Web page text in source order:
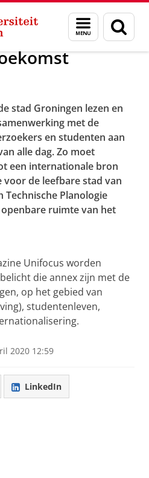
Menu
en
zoeken
stad Groningen lezen en
met de
en studenten aan
alle dag. Zo moet
een internationale bron
de leefbare stad van
Planologie
ruimte van het
Unifocus worden
die annex zijn met de
op het gebied van
studentenleven,
2020 12:59
LinkedIn